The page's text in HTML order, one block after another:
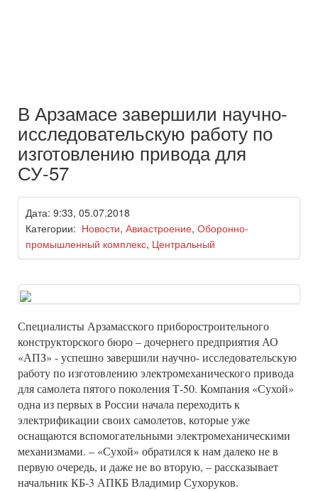
В Арзамасе завершили научно-
исследовательскую работу по
изготовлению привода для
СУ-57
Дата: 9:33, 05.07.2018
Категории: Новости, Авиастроение, Оборонно-
промышленный комплекс, Центральный
Специалисты Арзамасского приборостроительного
конструкторского бюро – дочернего предприятия АО
«АПЗ» - успешно завершили научно- исследовательскую
работу по изготовлению электромеханического привода
для самолета пятого поколения Т-50. Компания «Сухой»
одна из первых в России начала переходить к
электрификации своих самолетов, которые уже
оснащаются вспомогательными электромеханическими
механизмами. – «Сухой» обратился к нам далеко не в
первую очередь, и даже не во вторую, – рассказывает
начальник КБ-3 АПКБ Владимир Сухоруков.